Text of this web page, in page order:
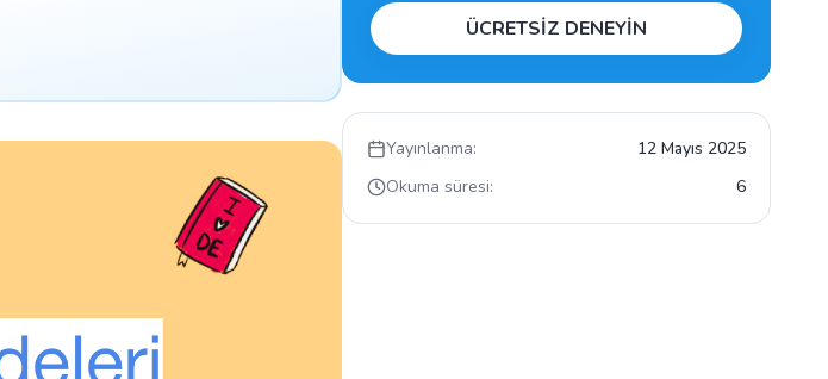
ÜCRETSİZ DENEYİN
Yayınlanma:
12 Mayıs 2025
Okuma süresi:
6